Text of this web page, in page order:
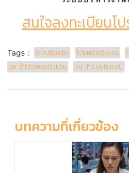
สนใจลงทะเบียนโ
Tags : ระบบโรงแรม โปรแกรมโรงแรม
แนะนำโปรแกรมโรงแรม
แนะนำระบบโรงแรม
บทความที่เกี่ยวข้อง